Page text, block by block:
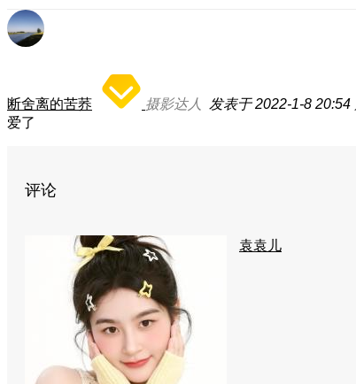
断舍离的苦荞 摄影达人 发表于 2022-1-8 20:54
爱了
评论
袁袁儿